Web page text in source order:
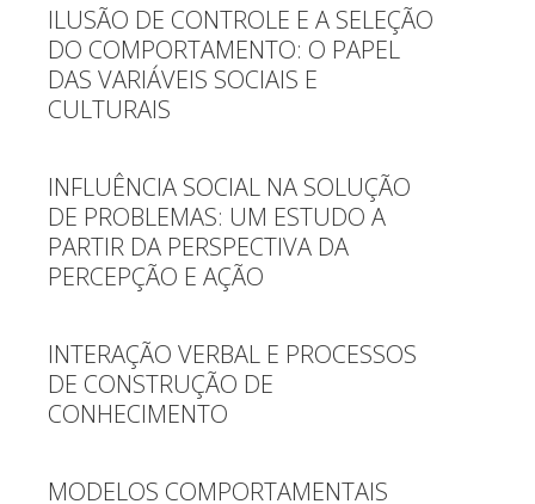
ILUSÃO DE CONTROLE E A SELEÇÃO
DO COMPORTAMENTO: O PAPEL
DAS VARIÁVEIS SOCIAIS E
CULTURAIS
INFLUÊNCIA SOCIAL NA SOLUÇÃO
DE PROBLEMAS: UM ESTUDO A
PARTIR DA PERSPECTIVA DA
PERCEPÇÃO E AÇÃO
INTERAÇÃO VERBAL E PROCESSOS
DE CONSTRUÇÃO DE
CONHECIMENTO
MODELOS COMPORTAMENTAIS